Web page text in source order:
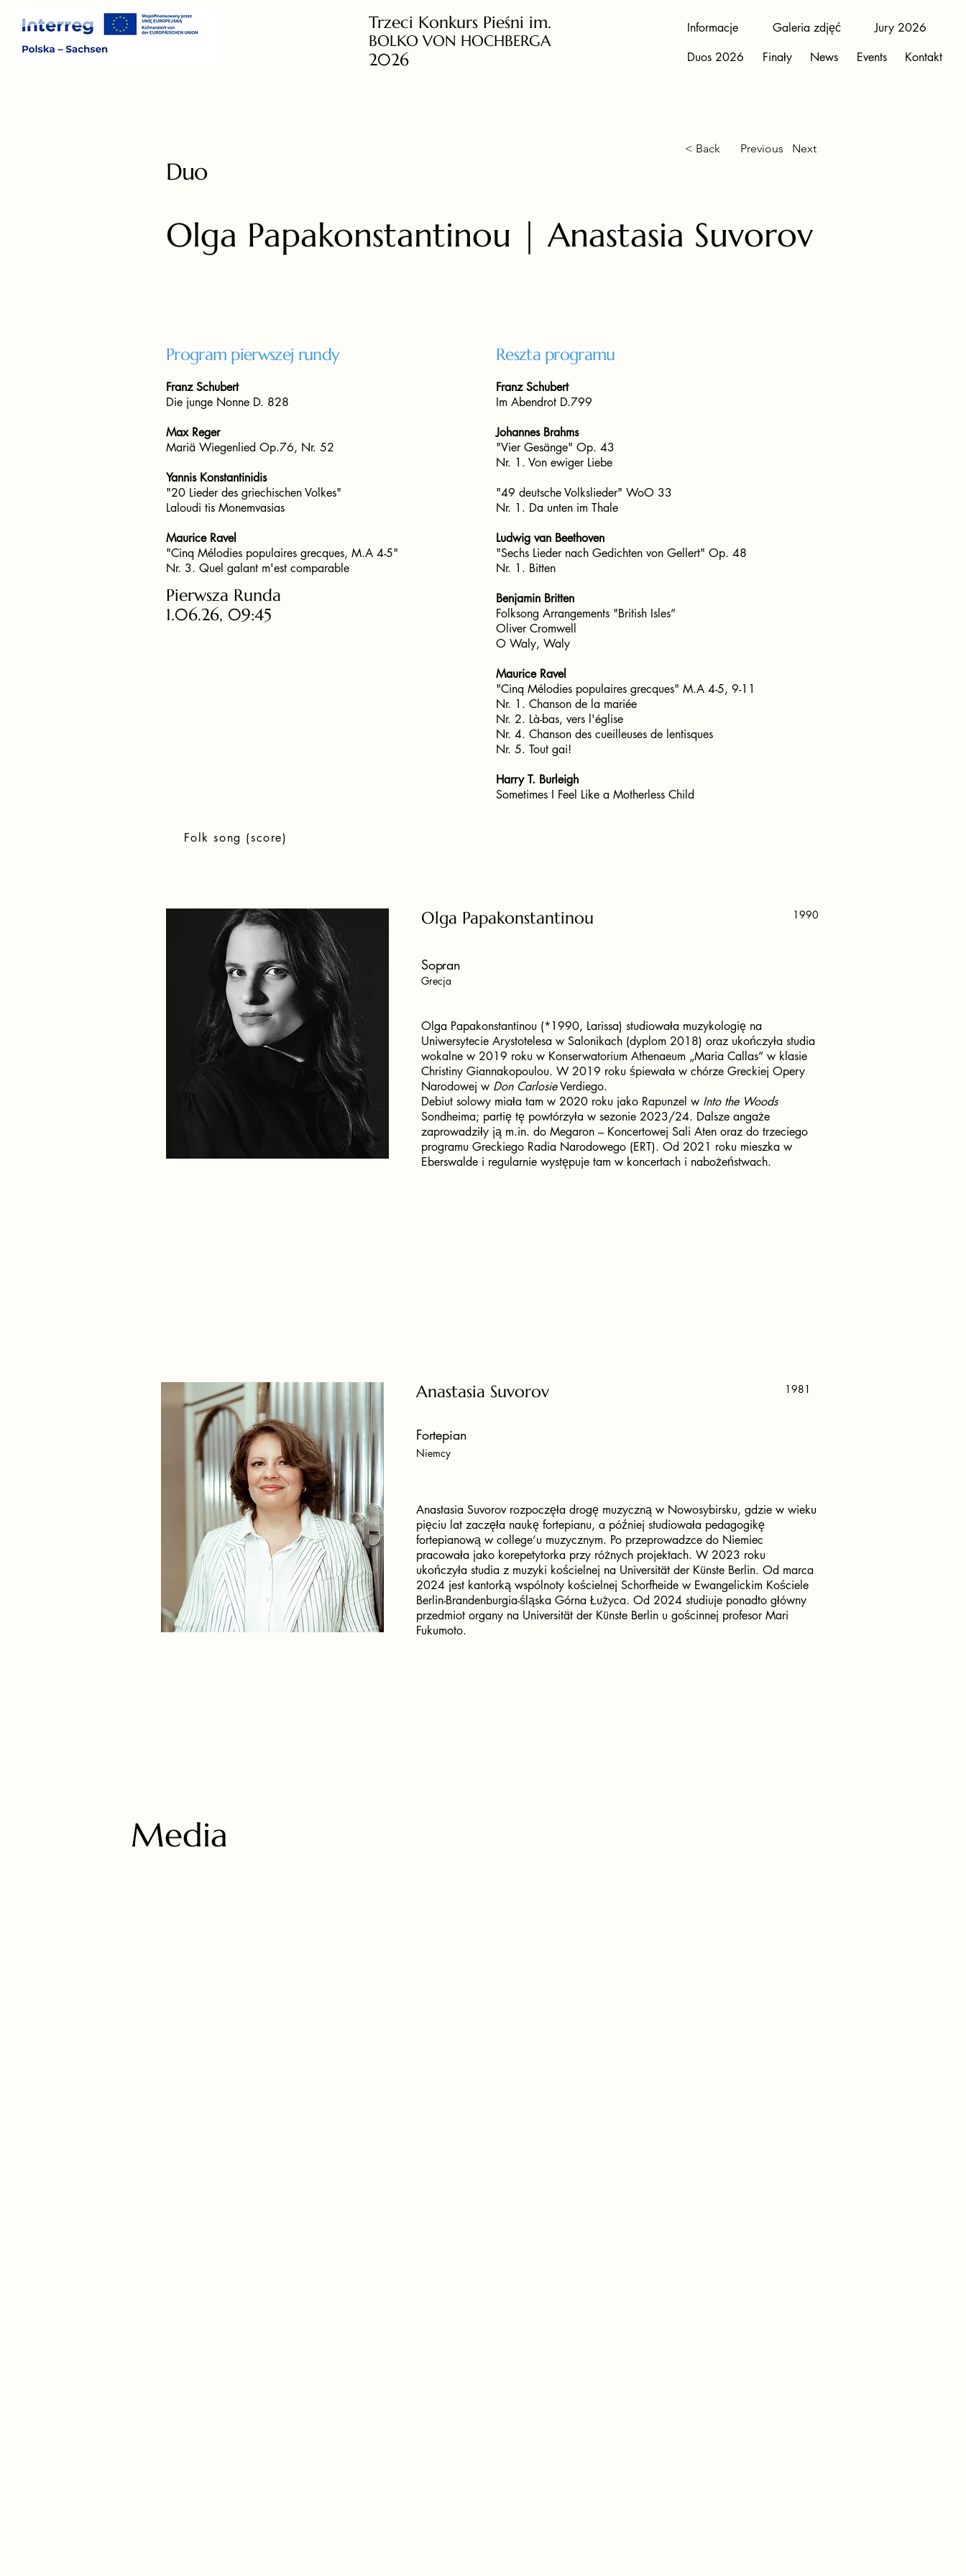
Trzeci Konkurs Pieśni im.
BOLKO VON HOCHBERGA
2026
Informacje Galeria zdjęć
Jury 2026
Duos 2026
Finały News Events Kontakt
Duo
< Back Previous Next
Olga Papakonstantinou | Anastasia Suvorov
Program pierwszej rundy
Franz Schubert
Die junge Nonne D. 828
Max Reger
Mariä Wiegenlied Op.76, Nr. 52
Yannis Konstantinidis
"20 Lieder des griechischen Volkes"
Laloudi tis Monemvasias
Maurice Ravel
"Cinq Mélodies populaires grecques, M.A 4-5"
Nr. 3. Quel galant m'est comparable
Pierwsza Runda
1.06.26, 09:45
Reszta programu
Franz Schubert
Im Abendrot D.799
Johannes Brahms
"Vier Gesänge" Op. 43
Nr. 1. Von ewiger Liebe
"49 deutsche Volkslieder" WoO 33
Nr. 1. Da unten im Thale
Ludwig van Beethoven
"Sechs Lieder nach Gedichten von Gellert" Op. 48
Nr. 1. Bitten
Benjamin Britten
Folksong Arrangements "British Isles”
Oliver Cromwell
O Waly, Waly
Maurice Ravel
"Cinq Mélodies populaires grecques" M.A 4-5, 9-11
Nr. 1. Chanson de la mariée
Nr. 2. Là-bas, vers l'église
Nr. 4. Chanson des cueilleuses de lentisques
Nr. 5. Tout gai!
Harry T. Burleigh
Sometimes I Feel Like a Motherless Child
Folk song (score)
Olga Papakonstantinou 1990
Sopran
Grecja
Olga Papakonstantinou (*1990, Larissa) studiowała muzykologię na
Uniwersytecie Arystotelesa w Salonikach (dyplom 2018) oraz ukończyła studia
wokalne w 2019 roku w Konserwatorium Athenaeum „Maria Callas” w klasie
Christiny Giannakopoulou. W 2019 roku śpiewała w chórze Greckiej Opery
Narodowej w Don CarlosieVerdiego.
Debiut solowy miała tam w 2020 roku jako Rapunzel w Into the Woods
Sondheima; partię tę powtórzyła w sezonie 2023/24. Dalsze angaże
zaprowadziły ją m.in. do Megaron – Koncertowej Sali Aten oraz do trzeciego
programu Greckiego Radia Narodowego (ERT). Od 2021 roku mieszka w
Eberswalde i regularnie występuje tam w koncertach i nabożeństwach.
Anastasia Suvorov 1981
Fortepian
Niemcy
Anastasia Suvorov rozpoczęła drogę muzyczną w Nowosybirsku, gdzie w wieku
pięciu lat zaczęła naukę fortepianu, a później studiowała pedagogikę
fortepianową w college’u muzycznym. Po przeprowadzce do Niemiec
pracowała jako korepetytorka przy różnych projektach. W 2023 roku
ukończyła studia z muzyki kościelnej na Universität der Künste Berlin. Od marca
2024 jest kantorką wspólnoty kościelnej Schorfheide w Ewangelickim Kościele
Berlin-Brandenburgia-śląska Górna Łużyca. Od 2024 studiuje ponadto główny
przedmiot organy na Universität der Künste Berlin u gościnnej profesor Mari
Fukumoto.
Media